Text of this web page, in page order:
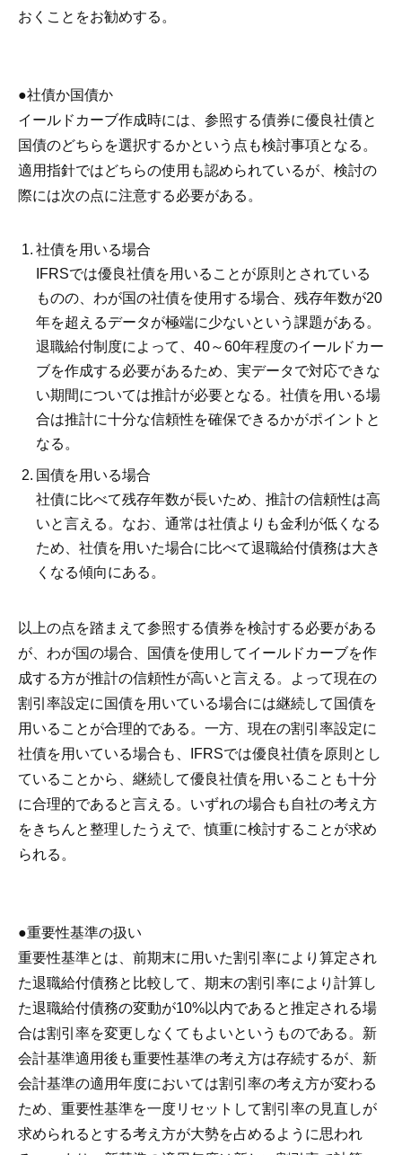
おくことをお勧めする。
●社債か国債か
イールドカーブ作成時には、参照する債券に優良社債と
国債のどちらを選択するかという点も検討事項となる。
適用指針ではどちらの使用も認められているが、検討の
際には次の点に注意する必要がある。
社債を用いる場合
IFRSでは優良社債を用いることが原則とされている
ものの、わが国の社債を使用する場合、残存年数が20
年を超えるデータが極端に少ないという課題がある。
退職給付制度によって、40～60年程度のイールドカー
ブを作成する必要があるため、実データで対応できな
い期間については推計が必要となる。社債を用いる場
合は推計に十分な信頼性を確保できるかがポイントと
なる。
国債を用いる場合
社債に比べて残存年数が長いため、推計の信頼性は高
いと言える。なお、通常は社債よりも金利が低くなる
ため、社債を用いた場合に比べて退職給付債務は大き
くなる傾向にある。
以上の点を踏まえて参照する債券を検討する必要がある
が、わが国の場合、国債を使用してイールドカーブを作
成する方が推計の信頼性が高いと言える。よって現在の
割引率設定に国債を用いている場合には継続して国債を
用いることが合理的である。一方、現在の割引率設定に
社債を用いている場合も、IFRSでは優良社債を原則とし
ていることから、継続して優良社債を用いることも十分
に合理的であると言える。いずれの場合も自社の考え方
をきちんと整理したうえで、慎重に検討することが求め
られる。
●重要性基準の扱い
重要性基準とは、前期末に用いた割引率により算定され
た退職給付債務と比較して、期末の割引率により計算し
た退職給付債務の変動が10%以内であると推定される場
合は割引率を変更しなくてもよいというものである。新
会計基準適用後も重要性基準の考え方は存続するが、新
会計基準の適用年度においては割引率の考え方が変わる
ため、重要性基準を一度リセットして割引率の見直しが
求められるとする考え方が大勢を占めるように思われ